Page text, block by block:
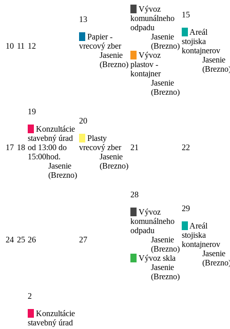
10 11 12
13
Papier -
vrecový zber
Jasenie
(Brezno)
Vývoz
komunálneho
odpadu
Jasenie
(Brezno)
Vývoz
plastov -
kontajner
Jasenie
(Brezno)
15
Areál
stojiska
kontajnerov
Jasenie
17 18
19
Konzultácie
stavebný úrad
od 13:00 do
15:00hod.
Jasenie
(Brezno)
20
Plasty
vrecový zber
Jasenie
(Brezno)
21 22
24 25 26 27
28
Vývoz
komunálneho
odpadu
Jasenie
(Brezno)
Vývoz skla
Jasenie
(Brezno)
29
Areál
stojiska
kontajnerov
Jasenie
2
Konzultácie
stavebný úrad